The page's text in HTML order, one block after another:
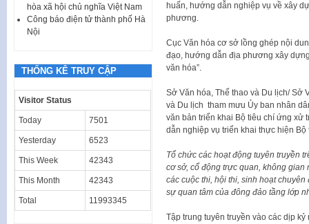
huấn, hướng dẫn nghiệp vụ về xây
phương.
Cục Văn hóa cơ sở lồng ghép nội
đạo, hướng dẫn địa phương xây
văn hóa”.
Sở Văn hóa, Thể thao và Du lịch/ Sở
và Du lịch tham mưu Ủy ban nhân
văn bản triển khai Bộ tiêu chí ứng xử
dẫn nghiệp vụ triển khai thực hiện
Tổ chức các hoạt động tuyên truyền
cơ sở, cổ động trực quan, không
các cuộc thi, hội thi, sinh hoạt
sự quan tâm của đông đảo tầng lớp
Tập trung tuyên truyền vào các dịp
hòa xã hội chủ nghĩa Việt Nam
Công báo điện tử thành phố Hà
Nội
THỐNG KÊ TRUY CẬP
Visitor Status
Today 7501
Yesterday 6523
This Week 42343
This Month 42343
Total 11993345